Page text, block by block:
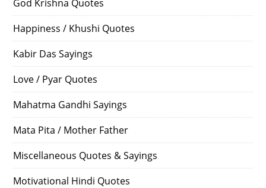
God Krishna Quotes
Happiness / Khushi Quotes
Kabir Das Sayings
Love / Pyar Quotes
Mahatma Gandhi Sayings
Mata Pita / Mother Father
Miscellaneous Quotes & Sayings
Motivational Hindi Quotes